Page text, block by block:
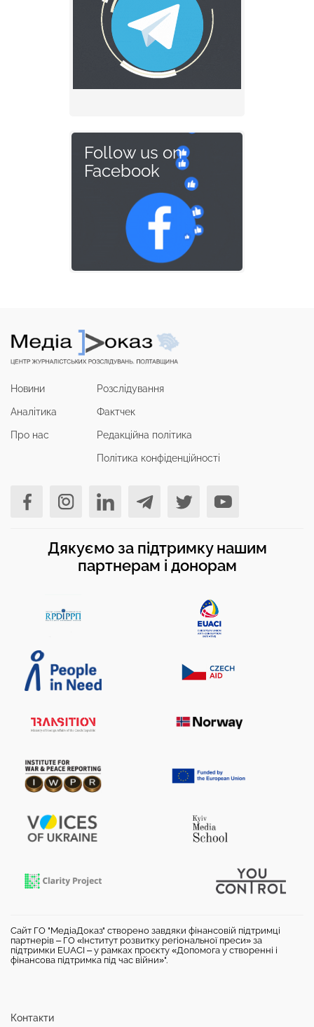
Follow us on
Facebook
Новини
Аналітика
Про нас
Розслідування
Фактчек
Редакційна політика
Політика конфіденційності
Дякуємо за підтримку нашим
партнерам і донорам
Сайт ГО "МедіаДоказ" створено завдяки фінансовій підтримці
партнерів – ГО «Інститут розвитку регіональної преси» за
підтримки EUACI – у рамках проєкту «Допомога у створенні і
фінансова підтримка під час війни»".
Контакти